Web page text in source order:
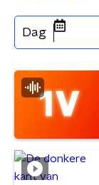
Dag